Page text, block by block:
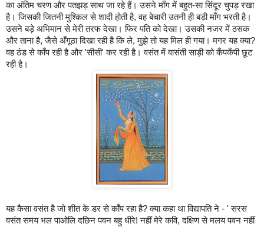
का अंतिम चरण और पतझड़ साथ जा रहे हैं। उसने माँग में बहुत-सा सिंदूर चुपड़ रखा
है। जिसकी जितनी मुश्किल से शादी होती है,वह बेचारी उतनी ही बड़ी माँग भरती है।
उसने बड़े अभिमान से मेरी तरफ देखा। फिर पति को देखा। उसकी नजर में ठसक
और ताना है,जैसे अँगूठा दिखा रही है कि ले,मुझे तो यह मिल ही गया। मगर यह क्या?
वह ठंड से काँप रही है और 'सीसी'कर रही है। वसंत में वासंती साड़ी को कँपकँपी छूट
रही है।
यह कैसा वसंत है जो शीत के डर से काँप रहा है?क्या कहा था विद्यापति ने - 'सरस
वसंत समय भल पाओलि दछिन पवन बहु धीरे!नहीं मेरे कवि,दक्षिण से मलय पवन नहीं